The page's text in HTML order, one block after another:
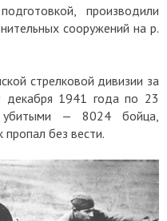
производили
сооружений на р.
стрелковой дивизии за
декабря 1941 года по 23
— 8024 бойца,
без вести.